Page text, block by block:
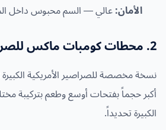
الأمان:عالي — السم محبوس داخل
2. محطات كومبات ماكس للصراصير الكبيرة
نسخة مخصصة للصراصير الأمريكية الكبيرة
أكبر حجماً بفتحات أوسع وطعم بتركيبة
الكبيرة تحديداً.